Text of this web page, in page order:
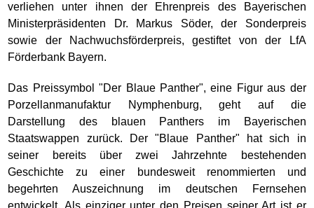
verliehen unter ihnen der Ehrenpreis des Bayerischen
Ministerpräsidenten Dr. Markus Söder, der Sonderpreis
sowie der Nachwuchsförderpreis, gestiftet von der LfA
Förderbank Bayern.
Das Preissymbol "Der Blaue Panther", eine Figur aus der
Porzellanmanufaktur Nymphenburg, geht auf die
Darstellung des blauen Panthers im Bayerischen
Staatswappen zurück. Der "Blaue Panther" hat sich in
seiner bereits über zwei Jahrzehnte bestehenden
Geschichte zu einer bundesweit renommierten und
begehrten Auszeichnung im deutschen Fernsehen
entwickelt. Als einziger unter den Preisen seiner Art ist er